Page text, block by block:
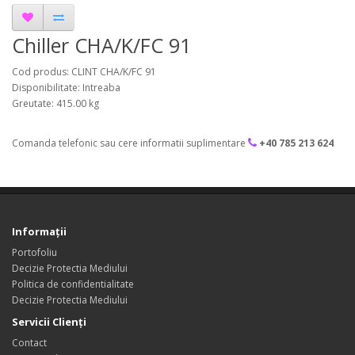
Chiller CHA/K/FC 91
Cod produs: CLINT CHA/K/FC 91
Disponibilitate: Intreaba
Greutate: 415.00 kg
Comanda telefonic sau cere informatii suplimentare +40 785 213 624
Informaţii
Portofoliu
Decizie Protectia Mediului
Politica de confidentialitate
Decizie Protectia Mediului
Servicii Clienţi
Contact